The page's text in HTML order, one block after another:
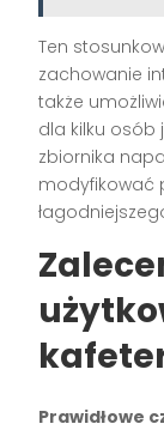
Ten
zachowanie
także
dla kilku osób
zbiornika
modyfikować
Prawidłowe